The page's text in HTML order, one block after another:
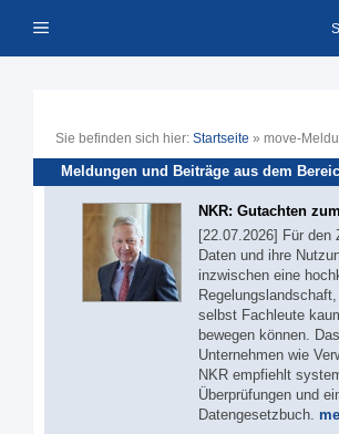
Inhalt Menü
Sie befinden sich hier: Startseite » move-
Meldungen und Beiträge aus dem
NKR: Gutachten
[22.07.2026] Für den
Daten und ihre
inzwischen eine
selbst Fachleute
bewegen können.
Unternehmen wie
NKR empfiehlt
Überprüfungen und
Datengesetzbuch.